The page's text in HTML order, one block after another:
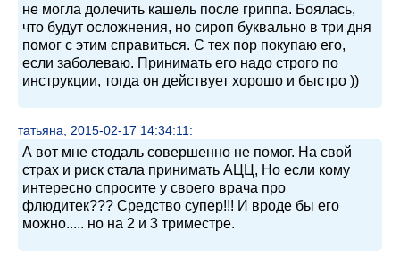
не могла долечить кашель после гриппа. Боялась,
что будут осложнения, но сироп буквально в три дня
помог с этим справиться. С тех пор покупаю его,
если заболеваю. Принимать его надо строго по
инструкции, тогда он действует хорошо и быстро ))
татьяна, 2015-02-17 14:34:11:
А вот мне стодаль совершенно не помог. На свой
страх и риск стала принимать АЦЦ, Но если кому
интересно спросите у своего врача про
флюдитек??? Средство супер!!! И вроде бы его
можно..... но на 2 и 3 триместре.